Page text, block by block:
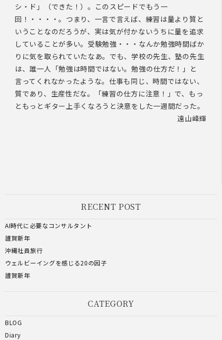
シ・ド」（できた！）。このスピードでもう一
回！・・・・。つまり、一言で言えば、練習は量より質と
いうことなのだろうが、実は気が付かないうちに量を追求
していることが多い。受験勉強・・・なんか勉強時間ばか
りに気を取られていたなあ。でも、学校の先生、塾の先生
は、誰一人「勉強は時間ではない。勉強の仕方だ！」と
言ってくれなかったような。仕事も同じ、時間ではない、
質であり、生産性だな。「練習の仕方に注意！」で、もっ
ともっとギター上手くなろうと決意をした一週間だった。
遠山峰輝
RECENT POST
AI時代に必要なコンサルタント
謹賀新年
沖縄社員旅行
ウェルビーイングを感じる20の因子
謹賀新年
CATEGORY
BLOG
Diary